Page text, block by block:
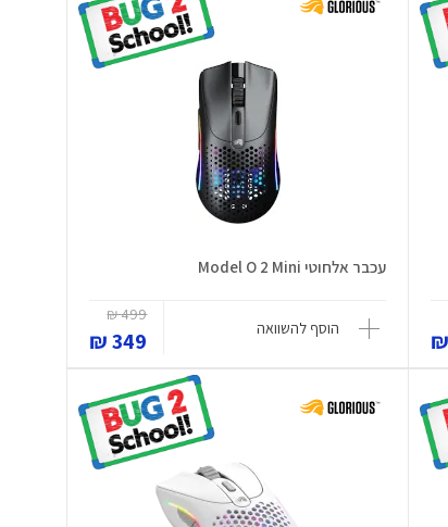
עכבר אלחוטי Model O 2 Mini
הוסף להשוואה
499 ₪
349 ₪